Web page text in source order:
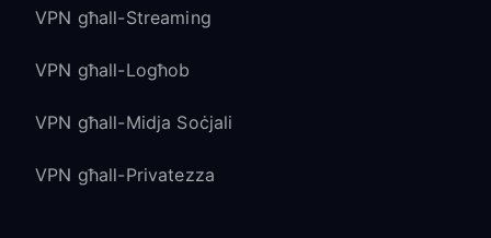
VPN għall-Streaming
VPN għall-Logħob
VPN għall-Midja Soċjali
VPN għall-Privatezza